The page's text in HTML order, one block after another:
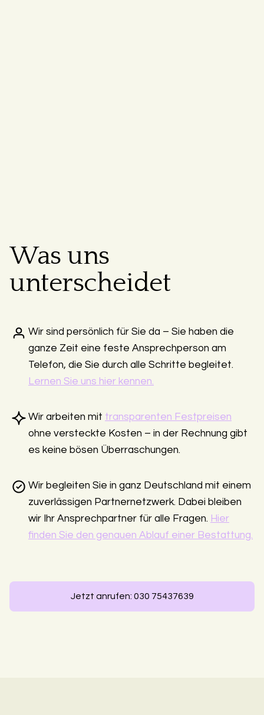
Was uns
unterscheidet
Wir sind persönlich für Sie da – Sie haben die
ganze Zeit eine feste Ansprechperson am
Telefon, die Sie durch alle Schritte begleitet.
Lernen Sie uns hier kennen.
Wir arbeiten mit transparenten Festpreisen
ohne versteckte Kosten – in der Rechnung gibt
es keine bösen Überraschungen.
Wir begleiten Sie in ganz Deutschland mit einem
zuverlässigen Partnernetzwerk. Dabei bleiben
wir Ihr Ansprechpartner für alle Fragen. Hier
finden Sie den genauen Ablauf einer Bestattung.
Jetzt anrufen: 030 75437639